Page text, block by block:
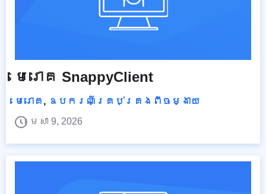
មេរោគ SnappyClient
មេរោគ , ឧបករណ៍គ្រប់គ្រងពីចម្ងាយ
មេសា 9, 2026